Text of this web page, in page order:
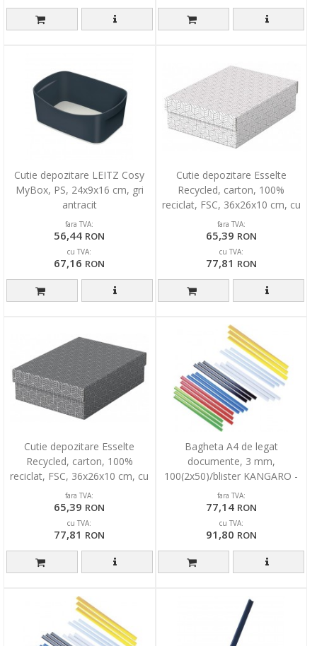
Cutie depozitare LEITZ Cosy
MyBox, PS, 24x9x16 cm, gri
antracit
fara TVA:
56,44 RON
cu TVA:
67,16 RON
Cutie depozitare Esselte
Recycled, carton, 100%
reciclat, FSC, 36x26x10 cm, cu
capac, 3 buc/set, alb
fara TVA:
65,39 RON
cu TVA:
77,81 RON
Cutie depozitare Esselte
Recycled, carton, 100%
reciclat, FSC, 36x26x10 cm, cu
capac, 3 buc/set, gri
fara TVA:
65,39 RON
cu TVA:
77,81 RON
Bagheta A4 de legat
documente, 3 mm,
100(2x50)/blister KANGARO -
rosu
fara TVA:
77,14 RON
cu TVA:
91,80 RON